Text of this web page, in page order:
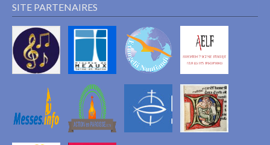
SITE PARTENAIRES